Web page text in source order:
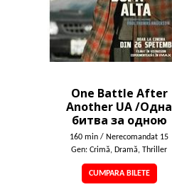
One Battle After
Another UA /Одна
битва за одною
160 min / Nerecomandat 15
Gen: Crimă, Dramă, Thriller
CUMPARA BILETE